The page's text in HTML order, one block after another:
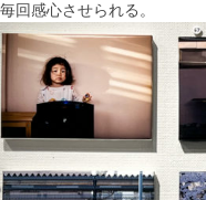
毎回感心させられる。